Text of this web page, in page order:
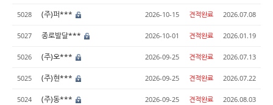
5028 (주)퍼*** 2026-10-15 견적완료 2026.07.08
5027 종로발달*** 2026-10-01 견적완료 2026.01.19
5026 (주)오*** 2026-09-25 견적완료 2026.07.13
5025 (주)현*** 2026-09-25 견적완료 2026.07.22
5024 (주)동*** 2026-09-25 견적완료 2026.08.03